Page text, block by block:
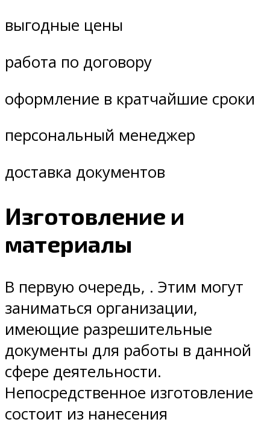
выгодные цены
работа по договору
оформление в кратчайшие сроки
персональный менеджер
доставка документов
Изготовление и
материалы
В первую очередь, . Этим могут
заниматься организации,
имеющие разрешительные
документы для работы в данной
сфере деятельности.
Непосредственное изготовление
состоит из нанесения